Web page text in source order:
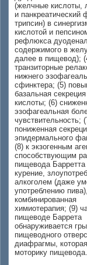
(желчные кислоты,
и панкреатический
трипсин) в
кислотой и
рефлюкса
содержимого в
далее в пищевод);
транзиторные
нижнего
сфинктера; (5)
базальная
кислоты; (6)
эзофагеальная
чувствительность;
пониженная
эпидермального
(8) к экзогенным
способствующим
пищевода Барретта
курение,
алкоголем (даже
употреблению пива),
комбинированная
химиотерапия; (9)
пищеводе Баррета
обнаруживается
пищеводного
диафрагмы,
моторику пищевода.